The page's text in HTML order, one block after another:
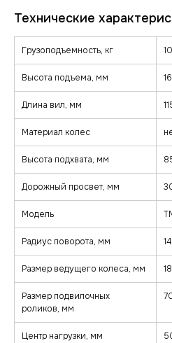
Грузоподъемность, кг
Высота подъема, мм
Длина вил, мм
Материал колес
Высота подхвата, мм
Дорожный просвет, мм
Модель
Радиус поворота, мм
Размер ведущего колеса, мм
Размер подвилочных
роликов, мм
Центр нагрузки, мм